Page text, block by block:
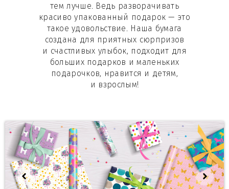
тем лучше. Ведь разворачивать
красиво упакованный подарок — это
такое удовольствие. Наша бумага
создана для приятных сюрпризов
и счастливых улыбок, подходит для
больших подарков и маленьких
подарочков, нравится и детям,
и взрослым!